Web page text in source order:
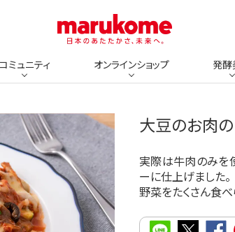
コミュニティ オンラインショップ 発酵
大豆のお肉の
実際は牛肉のみを
ーに仕上げました。
野菜をたくさん食